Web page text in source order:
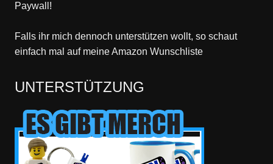
Paywall!
Falls ihr mich dennoch unterstützen wollt, so schaut
einfach mal auf meine Amazon Wunschliste
UNTERSTÜTZUNG